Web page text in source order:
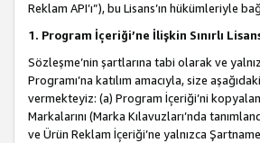
Reklam API’ı”), bu Lisans’ın hükümleriyle
1. Program İçeriği’ne İlişkin Sınırlı
Sözleşme’nin şartlarına tabi olarak ve
Programı’na katılım amacıyla, size
vermekteyiz: (a) Program İçeriği’ni
Markalarını (Marka Kılavuzları’nda
ve Ürün Reklam İçeriği’ne yalnızca